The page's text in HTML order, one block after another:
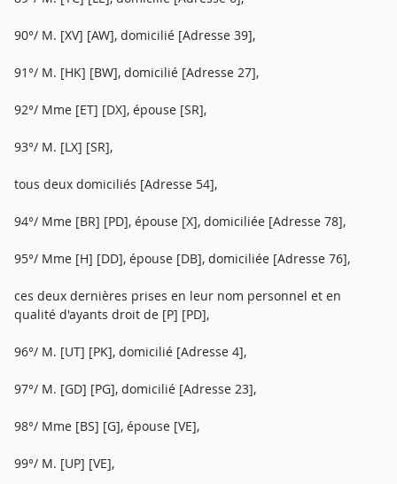
90°/ M. [XV] [AW], domicilié [Adresse 39],
91°/ M. [HK] [BW], domicilié [Adresse 27],
92°/ Mme [ET] [DX], épouse [SR],
93°/ M. [LX] [SR],
tous deux domiciliés [Adresse 54],
94°/ Mme [BR] [PD], épouse [X], domiciliée [Adresse 78],
95°/ Mme [H] [DD], épouse [DB], domiciliée [Adresse 76],
ces deux dernières prises en leur nom personnel et en
qualité d'ayants droit de [P] [PD],
96°/ M. [UT] [PK], domicilié [Adresse 4],
97°/ M. [GD] [PG], domicilié [Adresse 23],
98°/ Mme [BS] [G], épouse [VE],
99°/ M. [UP] [VE],